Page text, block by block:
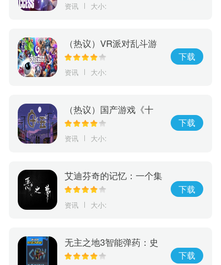
资讯 大小:
（热议）VR派对乱斗游
戏《永恒对决》将于6/7
PICO4和SteamVR登场
资讯 大小:
下载
（热议）国产游戏《十
五》发布预告片，将于5
资讯 大小:
下载
艾迪芬奇的记忆：一个集
冒险、推理、惊险于一身
战！
资讯 大小:
下载
无主之地3智能弹药：史
诗级秘密武器，彻底改变
下载